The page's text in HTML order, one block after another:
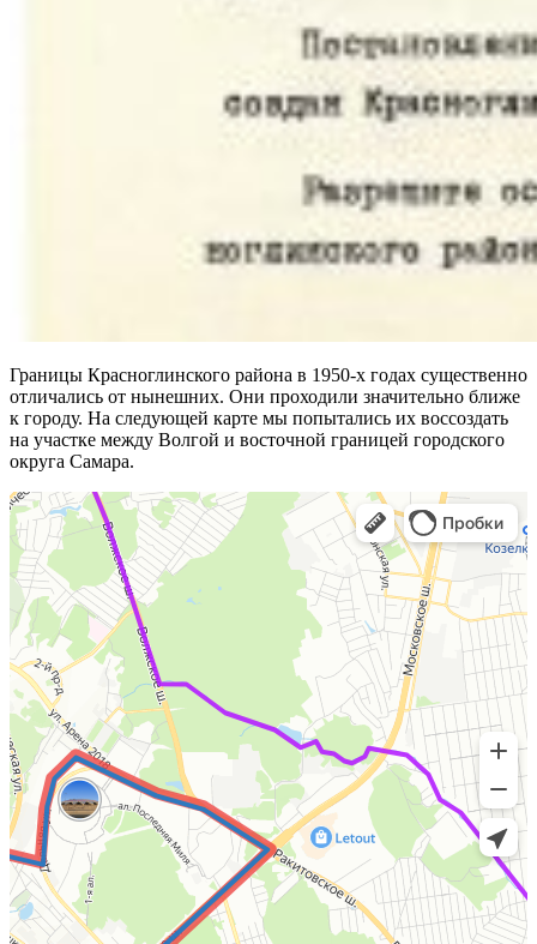
Границы Красноглинского района в 1950-х годах существенно
отличались от нынешних. Они проходили значительно ближе
к городу. На следующей карте мы попытались их воссоздать
на участке между Волгой и восточной границей городского
округа Самара.